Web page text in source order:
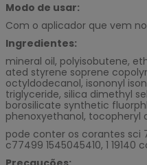
Modo de usar:
Com o aplicador que vem
Ingredientes:
mineral oil, polyisobutene,
ated styrene soprene
octyldodecanol, isononyl
triglyceride, silica dimethyl
borosilicate synthetic
phenoxyethanol, tocopheryl
pode conter os corantes sci
c77499 1545045410, 1 19140